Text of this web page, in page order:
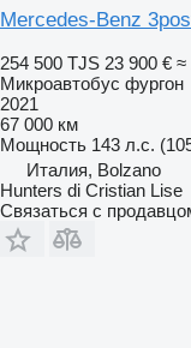
Mercedes-Benz
254 500 TJS 23 900 € ≈
Микроавтобус фургон
2021
67 000 км
Мощность 143 л.с.
Италия, Bolzano
Hunters di Cristian Lise
Связаться с